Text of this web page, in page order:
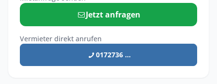
Jetzt anfragen
Vermieter direkt anrufen
0172736 ...